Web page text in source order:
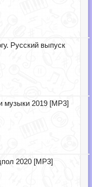
Русский выпуск
музыки 2019 [MP3]
2020 [MP3]